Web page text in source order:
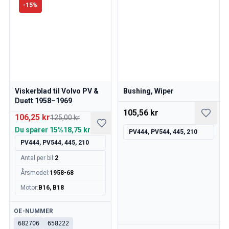
Volvo 140/164 motor gashåndtag
Volvo 140/164 Diverse
Volvo 140/164 fælge/navkapsler
Volvo 240/260 Reservedele
Volvo 240/260 Bremsesystem
Volvo 240/260 Brændstof/udstødningssystem
Volvo 240/260 Forhjulsaffjedring
Volvo 240/260 Indvendige dele
Volvo 240/260 fælge
Volvo 240/260 karrosseridele
Volvo 240/260 Varme/friskluft
-15%
Viskerblad til Volvo PV &
Duett 1958–1969
106,25 kr125,00 kr
Du sparer 15%18,75 kr
PV444, PV544, 445, 210
Antal per bil :2
Årsmodel :1958-68
Motor: B16, B18
Tilgængelig
OE-NUMMER
682706
658222
Bushing, Wiper
105,56 kr
PV444, PV544, 445, 210